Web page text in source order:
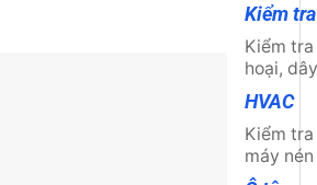
Kiểm
Kiểm
hoại,
HVAC
Kiểm
máy nén